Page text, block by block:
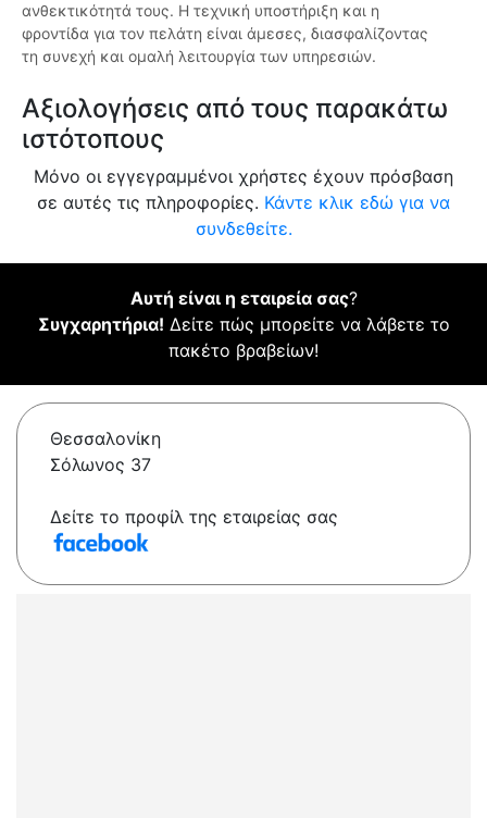
ανθεκτικότητά τους. Η τεχνική υποστήριξη και η
φροντίδα για τον πελάτη είναι άμεσες, διασφαλίζοντας
τη συνεχή και ομαλή λειτουργία των υπηρεσιών.
Αξιολογήσεις από τους παρακάτω
ιστότοπους
Μόνο οι εγγεγραμμένοι χρήστες έχουν πρόσβαση
σε αυτές τις πληροφορίες. Κάντε κλικ εδώ για να
συνδεθείτε.
Αυτή είναι η εταιρεία σας?
Συγχαρητήρια! Δείτε πώς μπορείτε να λάβετε το
πακέτο βραβείων!
Θεσσαλονίκη
Σόλωνος 37
Δείτε το προφίλ της εταιρείας σας